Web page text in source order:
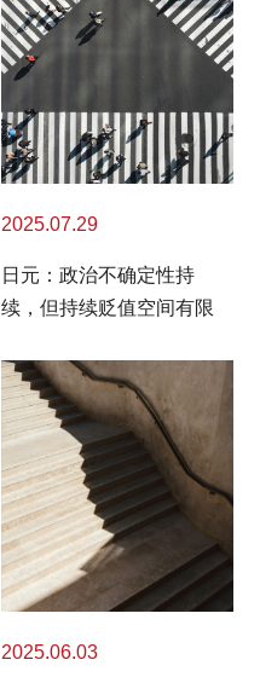
2025.07.29
日元：政治不确定性持
续，但持续贬值空间有限
2025.06.03